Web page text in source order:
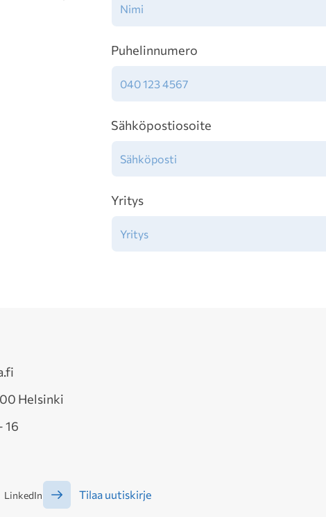
Puhelinnumero
Sähköpostiosoite
Yritys
Helsinki
16
LinkedIn Tilaa uutiskirje